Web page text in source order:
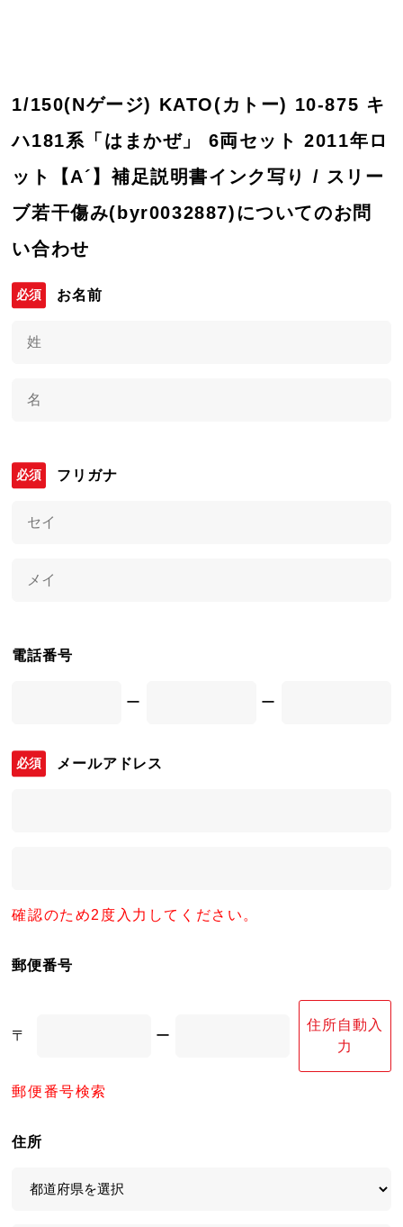
1/150(Nゲージ) KATO(カトー) 10-875 キ
ハ181系「はまかぜ」 6両セット 2011年ロ
ット【A´】補足説明書インク写り / スリー
ブ若干傷み(byr0032887)についてのお問
い合わせ
お名前
フリガナ
電話番号
ー ー
メールアドレス
確認のため2度入力してください。
郵便番号
〒 ー
住所自動入
力
郵便番号検索
住所